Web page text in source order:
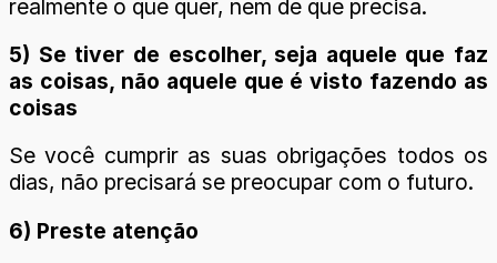
realmente o que quer, nem de que precisa.
5) Se tiver de escolher, seja aquele que faz
as coisas, não aquele que é visto fazendo as
coisas
Se você cumprir as suas obrigações todos os
dias, não precisará se preocupar com o futuro.
6) Preste atenção